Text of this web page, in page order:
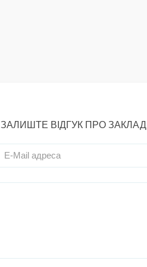
ЗАЛИШТЕ ВІДГУК ПРО ЗАКЛАД